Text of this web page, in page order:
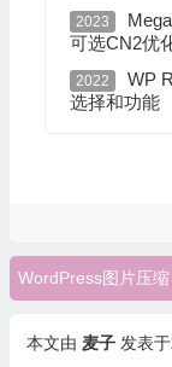
2023
可选CN2优
2022
WP
选择和功能
WordPress图片压缩
本文由 麦子 发表